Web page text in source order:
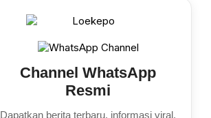
Channel WhatsApp
Resmi
Dapatkan berita terbaru, informasi viral,